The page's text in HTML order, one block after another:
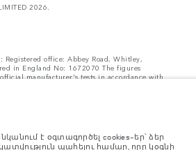
2026.
Registered office: Abbey Road, Whitley,
in England No: 1672070 The figures
manufacturer's tests in accordance with
subject to change without notice. Please
local availability and prices.
են մեքենայի ստանդարտ
է օգտագործել cookies-եր՝ ձեր
պահելու համար, որը կօգնի